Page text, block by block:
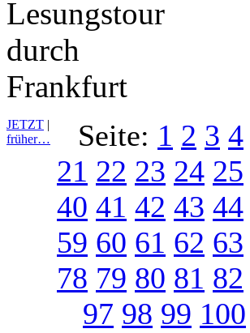
JETZT
früher…
Seite: 1 2 3 4
21 22 23 24 25
40 41 42 43 44
59 60 61 62 63
78 79 80 81 82
97 98 99 100